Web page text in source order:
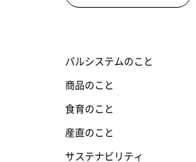
パルシステムのこと
商品のこと
食育のこと
産直のこと
サステナビリティ